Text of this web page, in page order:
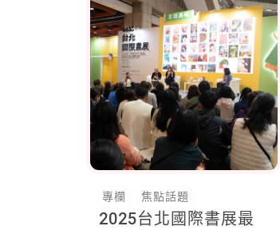
專欄 焦點話題
2025台北國際書展最